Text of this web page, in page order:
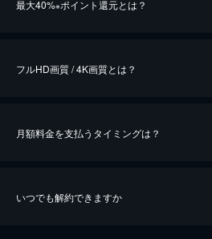
最大40%※ポイント還元とは？
※40％ポイント還元の対象は、クレジットカード決済
フルHD画質 / 4K画質とは？
月額料金を支払うタイミングは？
いつでも解約できますか